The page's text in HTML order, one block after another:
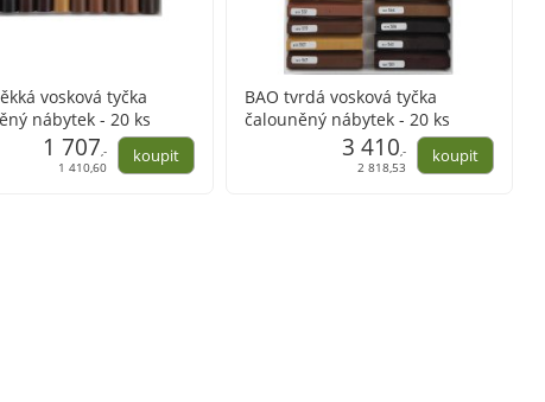
vosková tyčka
nábytek - 20 ks
1 707,-
1 410,60
BAO tvrdá vosková tyčka
čalouněný nábytek - 20 ks
3 410,-
2 818,53